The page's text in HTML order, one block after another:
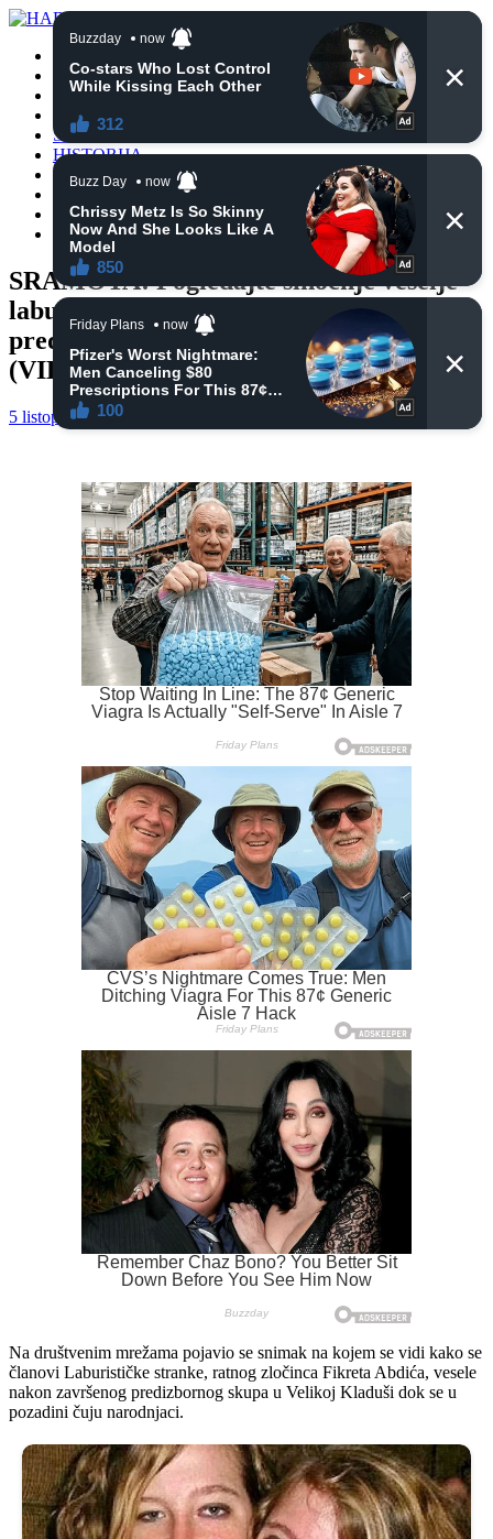
VIJESTI
BIH
TURSKA
SVIJET
HISTORIJA
RELIGIJA
ZANIMLJIVOSTI
CRNA HRONIKA
OBAVIJESTI
SRAMOTA! Pogledajte sinoćnje veselje
laburista Fikreta Abdića nakon
predizbornog skupa u Velikoj Kladuši
(VIDEO)
5 listopada, 2024
Na društvenim mrežama pojavio se snimak na kojem se vidi kako se
članovi Laburističke stranke, ratnog zločinca Fikreta Abdića, vesele
nakon završenog predizbornog skupa u Velikoj Kladuši dok se u
pozadini čuju narodnjaci.